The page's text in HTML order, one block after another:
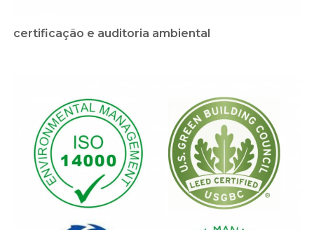
certificação e auditoria ambiental